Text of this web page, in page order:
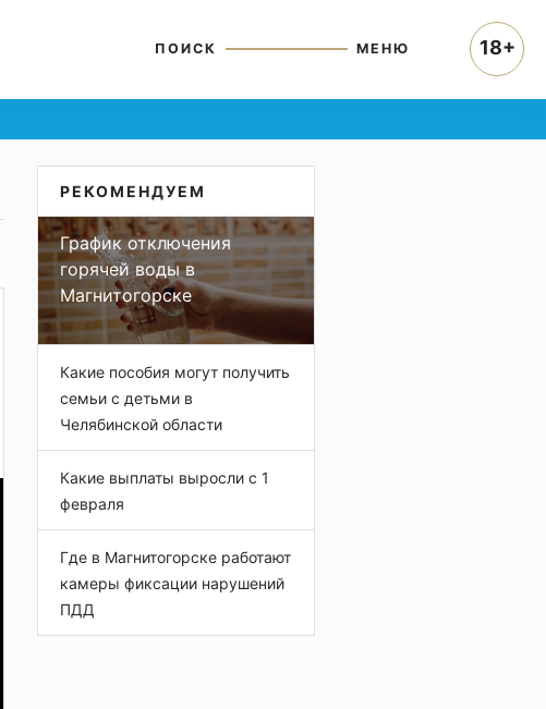
ПОИСК МЕНЮ
РЕКОМЕНДУЕМ
График отключения
горячей воды в
Магнитогорске
Какие пособия могут получить
семьи с детьми в
Челябинской области
Какие выплаты выросли с 1
февраля
Где в Магнитогорске работают
камеры фиксации нарушений
ПДД
18+